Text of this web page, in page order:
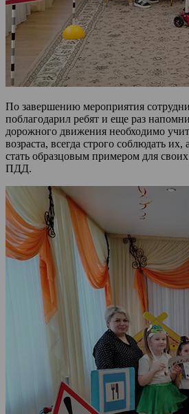
По завершению мероприятия
поблагодарил ребят и еще раз
дорожного движения необходимо
возраста, всегда строго соблюдать
стать образцовым примером для
ПДД.